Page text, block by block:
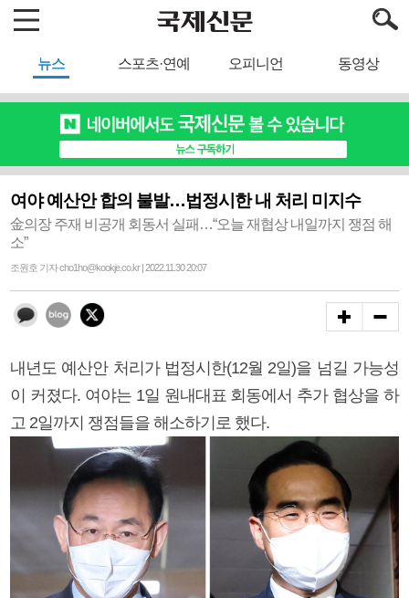
뉴스 스포츠·연예 오피니언 동영상
여야 예산안 합의 불발…법정시한 내 처리 미지수
金의장 주재 비공개 회동서 실패…“오늘 재협상 내일까지 쟁점 해
소”
조원호 기자 cho1ho@kookje.co.kr | 2022.11.30 20:07
내년도 예산안 처리가 법정시한(12월 2일)을 넘길 가능성
이 커졌다. 여야는 1일 원내대표 회동에서 추가 협상을 하
고 2일까지 쟁점들을 해소하기로 했다.